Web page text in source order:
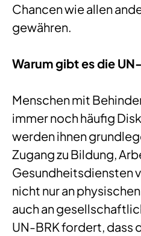
Chancen wie allen
gewähren.
Warum gibt es die
Menschen mit
immer noch häufig
werden ihnen
Zugang zu Bildung,
Gesundheitsdiensten
nicht nur an
auch an
UN-BRK fordert, dass